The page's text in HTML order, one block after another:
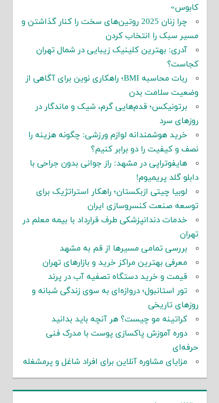
کابوس»
چرا زنان 2025 روتین‌های سخت را کنار گذاشتن و
مسیر سبک را انتخاب کردن
آدری: بهترین کلینیک زیبایی در شمال تهران
کجاست؟
ربات محاسبه BMI؛ راهکاری نوین برای آگاهی از
وضعیت سلامت بدن
برتونیکس؛ قدم‌هایی گرم، شیک و ماندگار در
روزهای سرد
خرید هوشمندانه لوازم ورزشی: چگونه هزینه را
نصف و کیفیت را دو برابر کنیم؟
هایفوتراپی در مشهد: راز جوانی بدون جراحی با
دابلو گلد پریمیوم!
لوبیا چیتی ازبکستان؛ راهکار استراتژیک برای
توسعه صنعت کنسروسازی ایران
خدمات دندانپزشکی طرف قرارداد با بیمه معلم در
تهران
بررسی تمامی مسیرها از قم به مشهد
معرفی بهترین مراکز خرید و بازارهای تهران
قیمت و خرید دستگاه تصفیه آب در پرند
تور استانبول؛ دروازه‌ای به سوی زندگی شبانه و
روزهای تاریخی
کراتینه مو چیست؟ هر آنچه باید بدانید
دوره آموزش پاکسازی پوست با مدرک فنی
حرفه‌ای
مزایای مشاوره آنلاین برای افراد شاغل و پرمشغله